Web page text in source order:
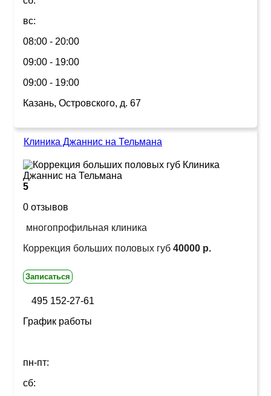
вс:
08:00 - 20:00
09:00 - 19:00
09:00 - 19:00
Казань, Островского, д. 67
Клиника Джаннис на Тельмана
5
0 отзывов
многопрофильная клиника
Коррекция больших половых губ 40000 р.
Записаться
495 152-27-61
График работы
пн-пт:
сб: